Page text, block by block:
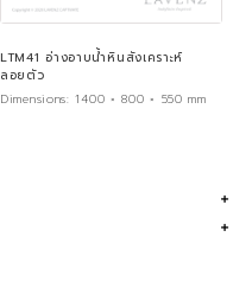
LTM41 อ่างอาบน้ำหินสังเคราะห์
ลอยตัว
Dimensions:1400 × 800 × 550 mm